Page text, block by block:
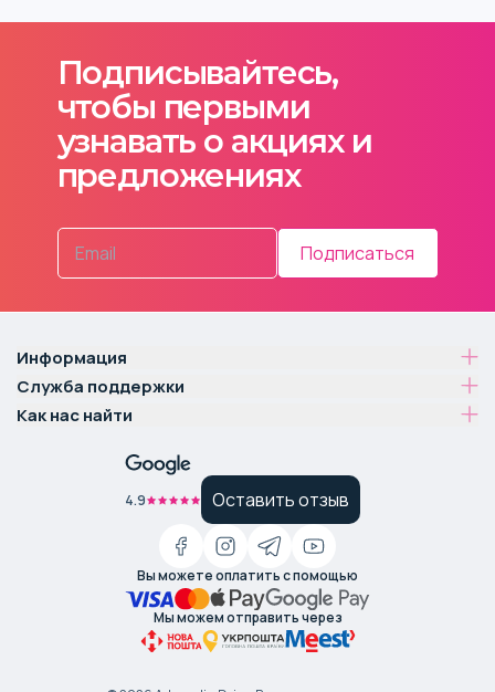
Подписывайтесь,
чтобы первыми
узнавать о акциях и
предложениях
Подписаться
Информация
Служба поддержки
Как нас найти
4.9 Оставить отзыв
Вы можете оплатить с помощью
Мы можем отправить через